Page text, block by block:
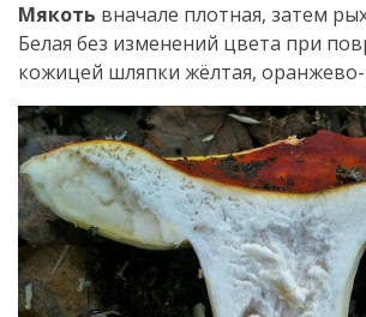
Мякоть вначале плотная, затем
Белая без изменений цвета при
кожицей шляпки жёлтая, оранжево-